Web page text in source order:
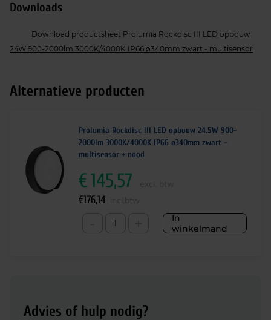
Downloads
Download productsheet Prolumia Rockdisc III LED opbouw
24W 900-2000lm 3000K/4000K IP66 ø340mm zwart - multisensor
Alternatieve producten
Prolumia Rockdisc III LED opbouw 24.5W 900-
2000lm 3000K/4000K IP66 ø340mm zwart –
multisensor + nood
In
winkelmand
€145,57
€176,14
Advies of hulp nodig?